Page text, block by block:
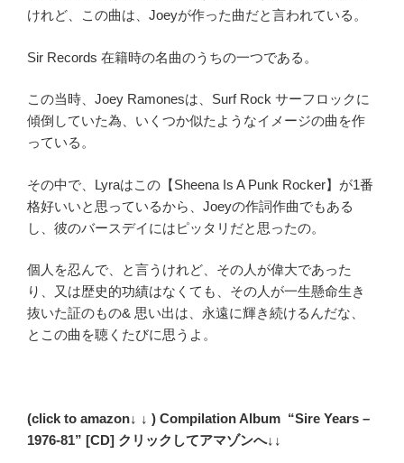
けれど、この曲は、Joeyが作った曲だと言われている。
Sir Records 在籍時の名曲のうちの一つである。
この当時、Joey Ramonesは、Surf Rock サーフロックに
傾倒していた為、いくつか似たようなイメージの曲を作
っている。
その中で、Lyraはこの【Sheena Is A Punk Rocker】が1番
格好いいと思っているから、Joeyの作詞作曲でもある
し、彼のバースデイにはピッタリだと思ったの。
個人を忍んで、と言うけれど、その人が偉大であった
り、又は歴史的功績はなくても、その人が一生懸命生き
抜いた証のもの& 思い出は、永遠に輝き続けるんだな、
とこの曲を聴くたびに思うよ。
(click to amazon↓ ↓ ) Compilation Album “Sire Years –
1976-81” [CD] クリックしてアマゾンへ↓↓